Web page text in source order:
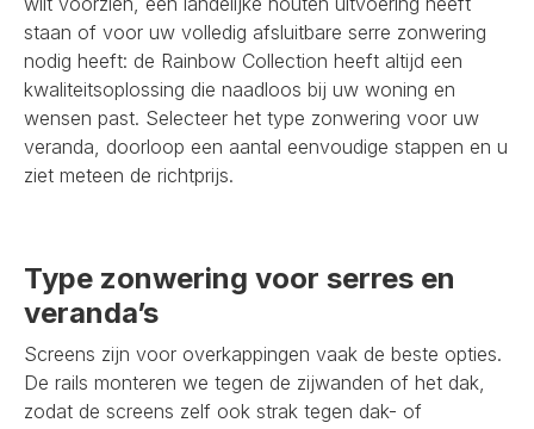
staan of voor uw volledig afsluitbare serre zonwering
nodig heeft: de Rainbow Collection heeft altijd een
kwaliteitsoplossing die naadloos bij uw woning en
wensen past. Selecteer het type zonwering voor uw
veranda, doorloop een aantal eenvoudige stappen en u
ziet meteen de richtprijs.
Type zonwering voor serres en
veranda’s
Screens zijn voor overkappingen vaak de beste opties.
De rails monteren we tegen de zijwanden of het dak,
zodat de screens zelf ook strak tegen dak- of